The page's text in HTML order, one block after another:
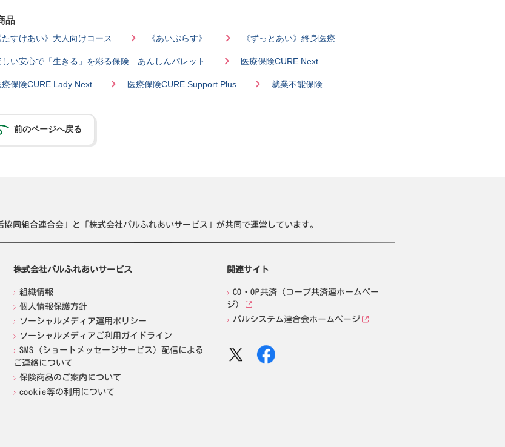
品
たすけあい》大人向けコース 《あいぷらす》 《ずっとあい》終身医療
しい安心で「生きる」を彩る保険 あんしんパレット 医療保険CURE Next
療保険CURE Lady Next 医療保険CURE Support Plus 就業不能保険
前のページへ戻る
同組合連合会」と「株式会社パルふれあいサービス」が共同で運営しています。
株式会社パルふれあいサービス
組織情報
個人情報保護方針
ソーシャルメディア運用ポリシー
ソーシャルメディアご利用ガイドライン
SMS（ショートメッセージサービス）配信による
ご連絡について
保険商品のご案内について
cookie等の利用について
関連サイト
CO・OP共済（コープ共済連ホームペー
ジ）
パルシステム連合会ホームページ